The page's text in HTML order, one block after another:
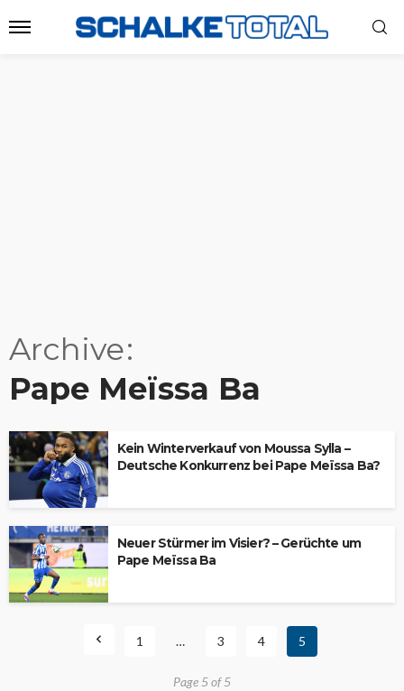
Archive
Pape Meïssa Ba
Kein Winterverkauf von Moussa Sylla –
Deutsche Konkurrenz bei Pape Meïssa Ba?
Neuer Stürmer im Visier? – Gerüchte um
Pape Meïssa Ba
1 … 3 4 5
Page 5 of 5